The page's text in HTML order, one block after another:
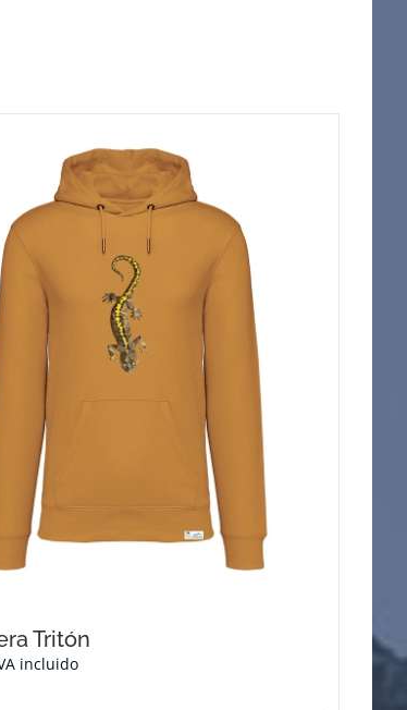
Tritón
incluido